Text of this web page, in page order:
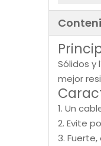
Sólidos
mejor
1. Un
2. Evite
3.